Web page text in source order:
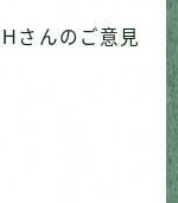
さんのご意見